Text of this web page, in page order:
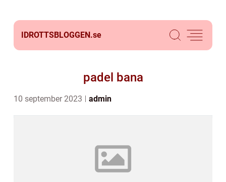
IDROTTSBLOGGEN.se
padel bana
10 september 2023 admin